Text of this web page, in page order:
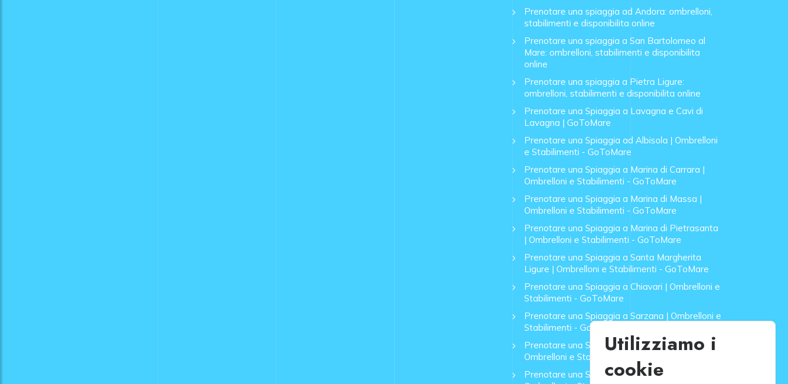
Prenotare una spiaggia ad Andora: ombrelloni,
stabilimenti e disponibilita online
Prenotare una spiaggia a San Bartolomeo al
Mare: ombrelloni, stabilimenti e disponibilita
online
Prenotare una spiaggia a Pietra Ligure:
ombrelloni, stabilimenti e disponibilita online
Prenotare una Spiaggia a Lavagna e Cavi di
Lavagna | GoToMare
Prenotare una Spiaggia ad Albisola | Ombrelloni
e Stabilimenti - GoToMare
Prenotare una Spiaggia a Marina di Carrara |
Ombrelloni e Stabilimenti - GoToMare
Prenotare una Spiaggia a Marina di Massa |
Ombrelloni e Stabilimenti - GoToMare
Prenotare una Spiaggia a Marina di Pietrasanta
| Ombrelloni e Stabilimenti - GoToMare
Prenotare una Spiaggia a Santa Margherita
Ligure | Ombrelloni e Stabilimenti - GoToMare
Prenotare una Spiaggia a Chiavari | Ombrelloni e
Stabilimenti - GoToMare
Prenotare una Spiaggia a Sarzana | Ombrelloni e
Stabilimenti - GoToMare
Prenotare una Spiaggia a Forte dei Marmi |
Ombrelloni e Stabilimenti - GoToMare
Prenotare una Spiaggia a Lido di Camaiore |
Utilizziamo i
cookie